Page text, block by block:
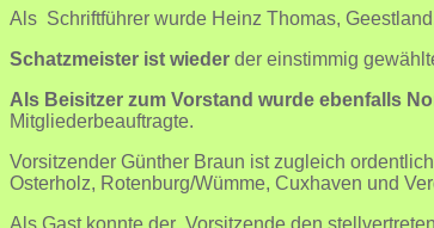
Als Schriftführer wurde Heinz Thomas,
Schatzmeister ist wieder der einstimmig
Als Beisitzer zum Vorstand wurde ebenfalls
Mitgliederbeauftragte.
Vorsitzender Günther Braun ist zugleich
Osterholz, Rotenburg/Wümme, Cuxhaven und